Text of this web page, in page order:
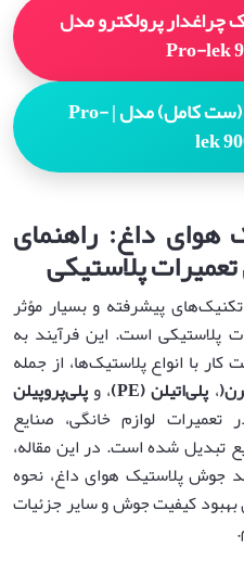
پرولکترو مدل
دستگاه جوش پلاستیک (ست کامل) مدل | Pro-
lek
داغ: راهنمای
پلاستیکی
پیشرفته و بسیار مؤثر
پلاستیکی است. این فرآیند به
با انواع پلاستیک‌ها، از جمله
(،پلی‌اتیلن(PE) ، وپلی‌پروپیلن
لوازم خانگی، صنایع
تبدیل شده است. در این مقاله،
جوش پلاستیک هوای داغ، نحوه
بهبود کیفیت جوش و سایر جزئیات